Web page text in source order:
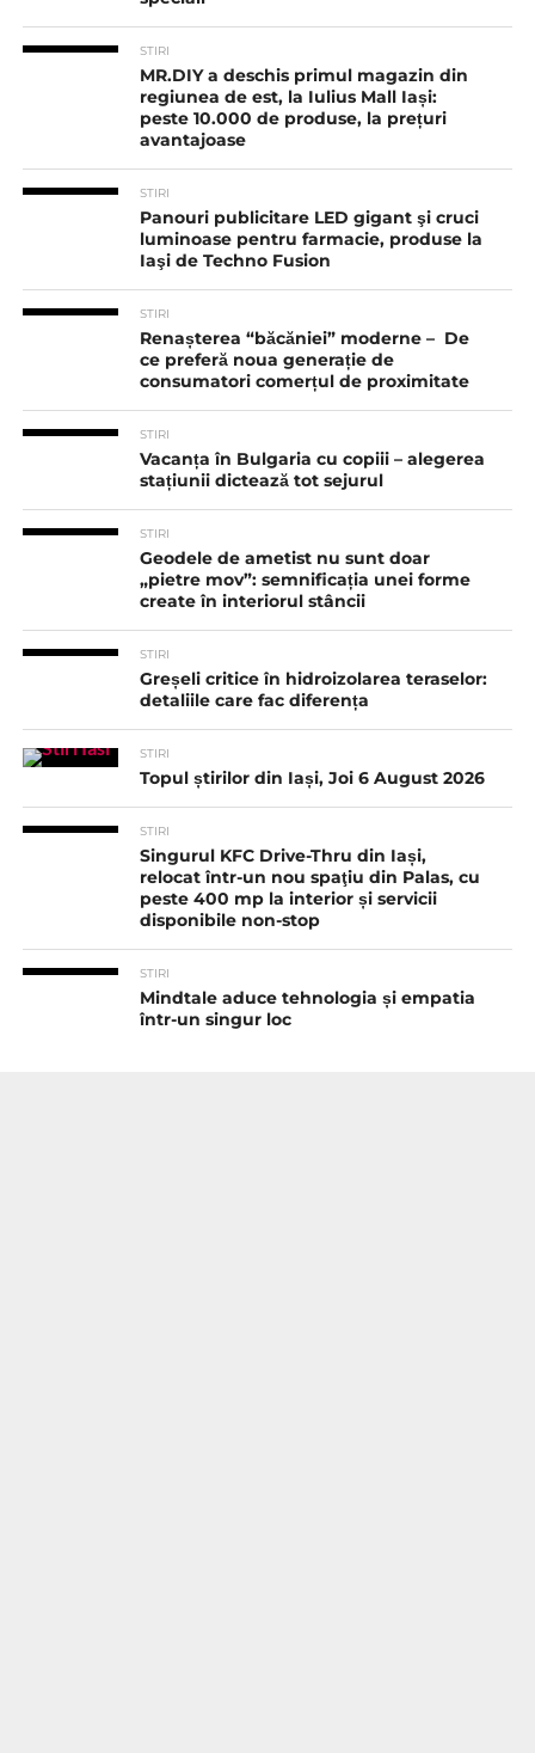
STIRI
MR.DIY a deschis primul magazin din
regiunea de est, la Iulius Mall Iași:
peste 10.000 de produse, la prețuri
avantajoase
STIRI
Panouri publicitare LED gigant şi cruci
luminoase pentru farmacie, produse la
Iaşi de Techno Fusion
STIRI
Renașterea “băcăniei” moderne – De
ce preferă noua generație de
consumatori comerțul de proximitate
STIRI
Vacanța în Bulgaria cu copiii – alegerea
stațiunii dictează tot sejurul
STIRI
Geodele de ametist nu sunt doar
„pietre mov”: semnificația unei forme
create în interiorul stâncii
STIRI
Greșeli critice în hidroizolarea teraselor:
detaliile care fac diferența
STIRI
Topul știrilor din Iași, Joi 6 August 2026
STIRI
Singurul KFC Drive-Thru din Iași,
relocat într-un nou spaţiu din Palas, cu
peste 400 mp la interior și servicii
disponibile non-stop
STIRI
Mindtale aduce tehnologia și empatia
într-un singur loc